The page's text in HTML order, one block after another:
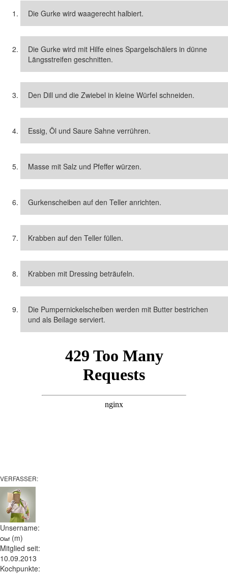
Die Gurke wird waagerecht halbiert.
Die Gurke wird mit Hilfe eines Spargelschälers in dünne
Längsstreifen geschnitten.
Den Dill und die Zwiebel in kleine Würfel schneiden.
Essig, Öl und Saure Sahne verrühren.
Masse mit Salz und Pfeffer würzen.
Gurkenscheiben auf den Teller anrichten.
Krabben auf den Teller füllen.
Krabben mit Dressing beträufeln.
Die Pumpernickelscheiben werden mit Butter bestrichen
und als Beilage serviert.
VERFASSER:
Unsername:
Olaf (m)
Mitglied seit:
10.09.2013
Kochpunkte: